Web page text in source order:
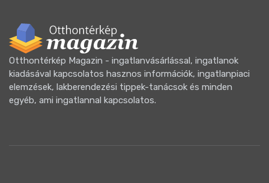
Otthontérkép Magazin - ingatlanvásárlással, ingatlanok
kiadásával kapcsolatos hasznos információk, ingatlanpiaci
elemzések, lakberendezési tippek-tanácsok és minden
egyéb, ami ingatlannal kapcsolatos.